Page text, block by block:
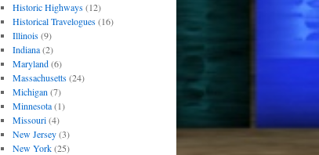
Historic Highways(12)
Historical Travelogues(16)
Illinois(9)
Indiana(2)
Maryland(6)
Massachusetts(24)
Michigan (7)
Minnesota(1)
Missouri(4)
New Jersey(3)
New York(25)